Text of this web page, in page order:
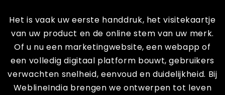
Het is vaak uw eerste handdruk, het visitekaartje
van uw product en de online stem van uw merk.
Of u nu een marketingwebsite, een webapp of
een volledig digitaal platform bouwt, gebruikers
verwachten snelheid, eenvoud en duidelijkheid. Bij
WeblineIndia brengen we ontwerpen tot leven